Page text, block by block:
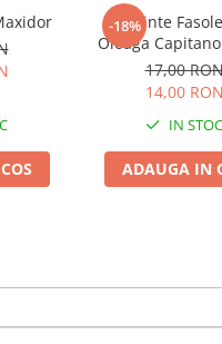
/ KG
- GEL
-18%
Seminte
Oloaga
Pastai Galbene
17,00
14,00 RON
IN STOC
ADAUGA IN